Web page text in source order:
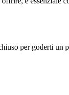
per goderti un